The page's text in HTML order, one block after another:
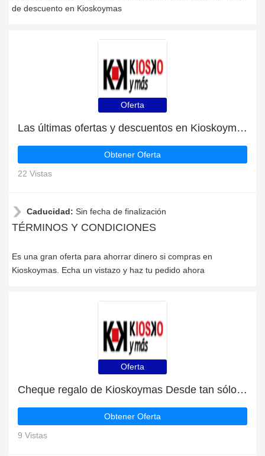
de descuento en Kioskoymas
Oferta
Las últimas ofertas y descuentos en Kioskoymas
Obtener Oferta
22 Vistas
Caducidad: Sin fecha de finalización
TÉRMINOS Y CONDICIONES
Es una gran oferta para ahorrar dinero si compras en
Kioskoymas. Echa un vistazo y haz tu pedido ahora
Oferta
Cheque regalo de Kioskoymas Desde tan sólo 41€
Obtener Oferta
9 Vistas